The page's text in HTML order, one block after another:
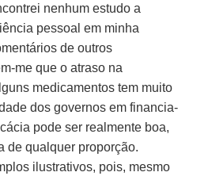
nenhum estudo a
pessoal em minha
de outros
me que o atraso na
medicamentos tem muito
dos governos em financia-
pode ser realmente boa,
de qualquer proporção.
ilustrativos, pois, mesmo